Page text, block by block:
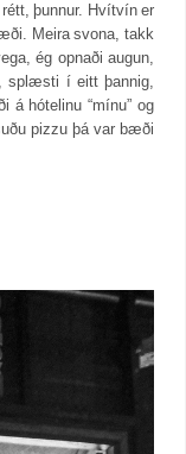
þunnur. Hvítvín er
Meira svona, takk
ég opnaði augun,
splæsti í eitt þannig,
á hótelinu “mínu” og
pizzu þá var bæði